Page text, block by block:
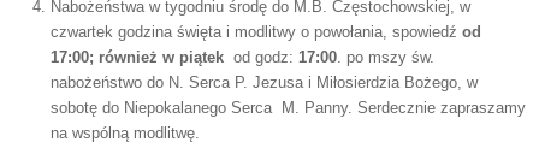
Nabożeństwa w tygodniu środę do M.B. Częstochowskiej, w
czwartek godzina święta i modlitwy o powołania, spowiedź od
17:00; również w piątek od godz: 17:00. po mszy św.
nabożeństwo do N. Serca P. Jezusa i Miłosierdzia Bożego, w
sobotę do Niepokalanego Serca M. Panny. Serdecznie zapraszamy
na wspólną modlitwę.